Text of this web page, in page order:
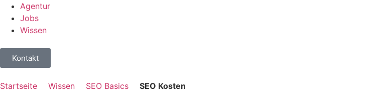
Agentur
Jobs
Wissen
Kontakt
Startseite Wissen SEO Basics SEO Kosten